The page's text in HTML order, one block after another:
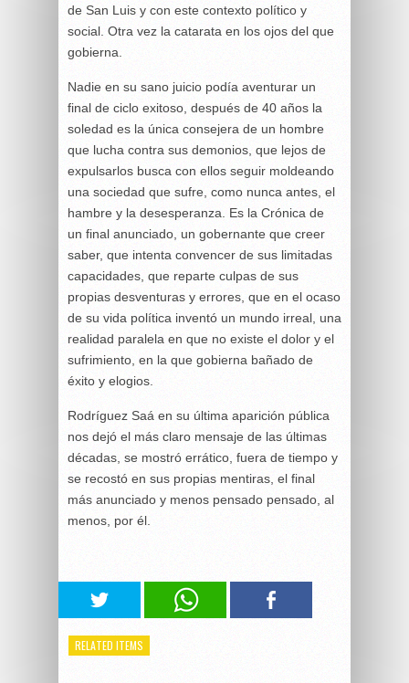
de San Luis y con este contexto político y
social. Otra vez la catarata en los ojos del que
gobierna.
Nadie en su sano juicio podía aventurar un
final de ciclo exitoso, después de 40 años la
soledad es la única consejera de un hombre
que lucha contra sus demonios, que lejos de
expulsarlos busca con ellos seguir moldeando
una sociedad que sufre, como nunca antes, el
hambre y la desesperanza. Es la Crónica de
un final anunciado, un gobernante que creer
saber, que intenta convencer de sus limitadas
capacidades, que reparte culpas de sus
propias desventuras y errores, que en el ocaso
de su vida política inventó un mundo irreal, una
realidad paralela en que no existe el dolor y el
sufrimiento, en la que gobierna bañado de
éxito y elogios.
Rodríguez Saá en su última aparición pública
nos dejó el más claro mensaje de las últimas
décadas, se mostró errático, fuera de tiempo y
se recostó en sus propias mentiras, el final
más anunciado y menos pensado pensado, al
menos, por él.
RELATED ITEMS